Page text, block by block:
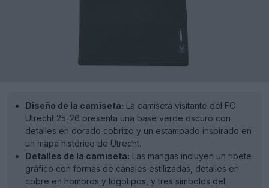
Diseño de la camiseta: La camiseta visitante del FC
Utrecht 25-26 presenta una base verde oscuro con
detalles en dorado cobrizo y un estampado inspirado en
un mapa histórico de Utrecht.
Detalles de la camiseta: Las mangas incluyen un ribete
gráfico con formas de canales estilizadas, detalles en
cobre en hombros y logotipos, y tres símbolos del